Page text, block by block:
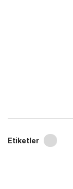
Etiketler